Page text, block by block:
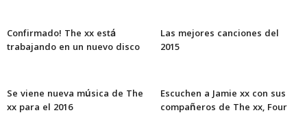
Confirmado! The xx está
trabajando en un nuevo disco
Las mejores canciones del
2015
Se viene nueva música de The
xx para el 2016
Escuchen a Jamie xx con sus
compañeros de The xx, Four